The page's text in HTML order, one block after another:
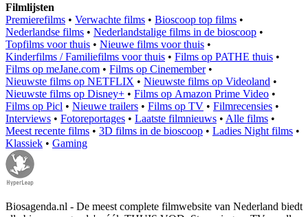
Filmlijsten
Premierefilms • Verwachte films • Bioscoop top films •
Nederlandse films • Nederlandstalige films in de bioscoop •
Topfilms voor thuis • Nieuwe films voor thuis •
Kinderfilms / Familiefilms voor thuis • Films op PATHE thuis •
Films op meJane.com • Films op Cinemember•
Nieuwste films op NETFLIX • Nieuwste films op Videoland •
Nieuwste films op Disney+ • Films op Amazon Prime Video •
Films op Picl • Nieuwe trailers • Films op TV • Filmrecensies •
Interviews • Fotoreportages • Laatste filmnieuws • Alle films •
Meest recente films • 3D films in de bioscoop • Ladies Night films •
Klassiek • Gaming
Biosagenda.nl - De meest complete filmwebsite van Nederland biedt